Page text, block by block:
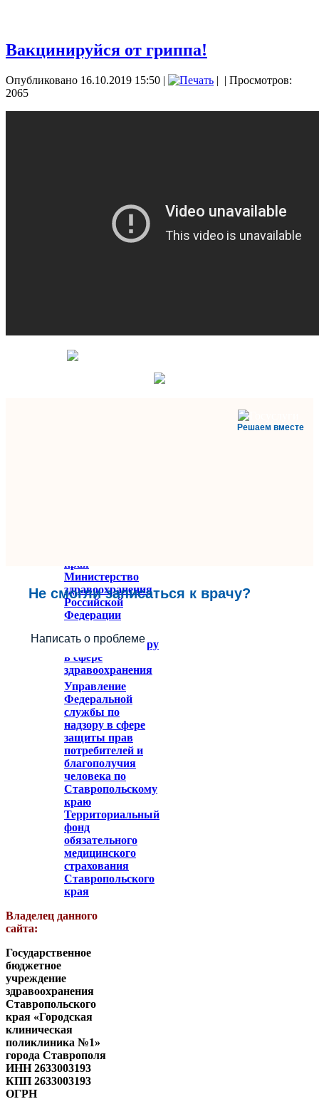
Вакцинируйся от гриппа!
Опубликовано 16.10.2019 15:50 | | | Просмотров:
2065
Решаем вместе
Не смогли записаться к врачу?
Написать о проблеме
края
Министерство
здравоохранения
Российской
Федерации
Федеральное
служба по надзору
в сфере
здравоохранения
Управление
Федеральной
службы по
надзору в сфере
защиты прав
потребителей и
благополучия
человека по
Ставропольскому
краю
Территориальный
фонд
обязательного
медицинского
страхования
Ставропольского
края
Владелец данного
сайта:
Государственное
бюджетное
учреждение
здравоохранения
Ставропольского
края «Городская
клиническая
поликлиника №1»
города Ставрополя
ИНН 2633003193
КПП 2633003193
ОГРН